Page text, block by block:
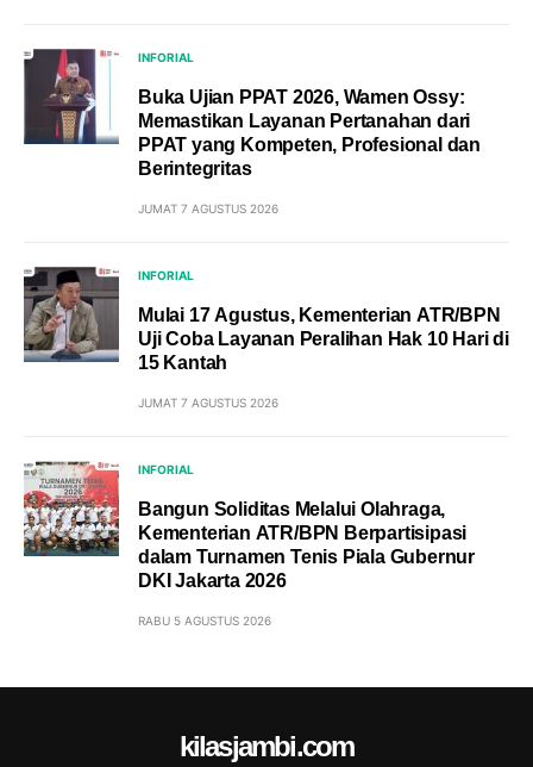
INFORIAL
Buka Ujian PPAT 2026, Wamen Ossy:
Memastikan Layanan Pertanahan dari
PPAT yang Kompeten, Profesional dan
Berintegritas
JUMAT 7 AGUSTUS 2026
INFORIAL
Mulai 17 Agustus, Kementerian ATR/BPN
Uji Coba Layanan Peralihan Hak 10 Hari di
15 Kantah
JUMAT 7 AGUSTUS 2026
INFORIAL
Bangun Soliditas Melalui Olahraga,
Kementerian ATR/BPN Berpartisipasi
dalam Turnamen Tenis Piala Gubernur
DKI Jakarta 2026
RABU 5 AGUSTUS 2026
kilasjambi.com